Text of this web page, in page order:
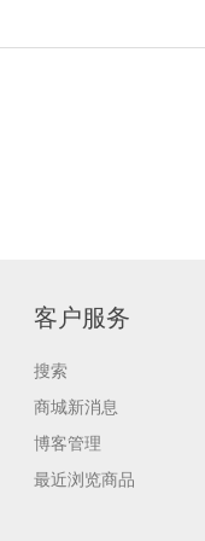
客户服务
搜索
商城新消息
博客管理
最近浏览商品